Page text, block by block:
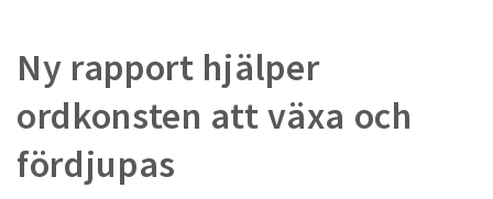
Ny rapport hjälper
ordkonsten att växa och
fördjupas